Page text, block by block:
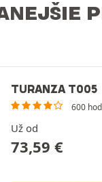
TURANZA T005
600
Už od
73,59 €